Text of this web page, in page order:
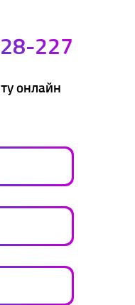
227
онлайн